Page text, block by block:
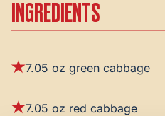
INGREDIENTS
7.05 oz green cabbage
7.05 oz red cabbage